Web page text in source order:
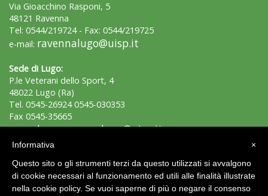
Via Gioacchino Rasponi, 5
48121 Ravenna
Tel: 0544/219724 - Fax: 0544/219725
e-mail: ravennalugo@uisp.it
Sede di Lugo:
P.le Veterani dello Sport, 4
48022 Lugo (Ra)
Tel. 0545-26924 0545-030353
Fax 0545-35665
e-mail:lugo.ravennalugo@uisp.it
P.Iva: 01213480393
×
Informativa
Questo sito o gli strumenti terzi da questo utilizzati si avvalgono
di cookie necessari al funzionamento ed utili alle finalità illustrate
nella cookie policy. Se vuoi saperne di più o negare il consenso